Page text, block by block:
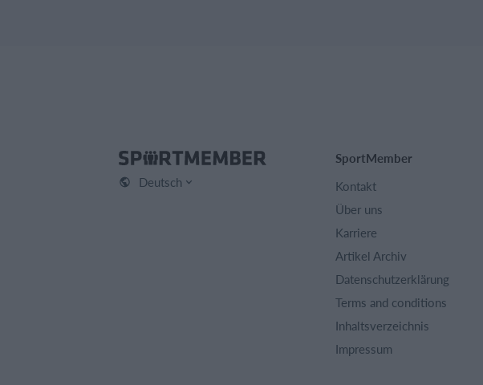
Deutsch
SportMember
Kontakt
Über uns
Karriere
Artikel Archiv
Datenschutzerklärung
Terms and conditions
Inhaltsverzeichnis
Impressum